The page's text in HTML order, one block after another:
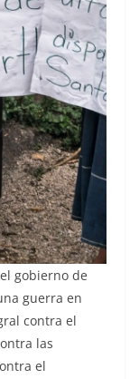
gobierno de
guerra en
contra el
las
el